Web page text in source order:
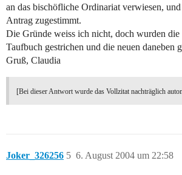
an das bischöfliche Ordinariat verwiesen,
Antrag zugestimmt.
Die Gründe weiss ich nicht, doch wurden die
Taufbuch gestrichen und die neuen daneben
Gruß, Claudia
[Bei dieser Antwort wurde das Vollzitat nachträglich
Joker_326256 6. August 2004 um 22:58
5